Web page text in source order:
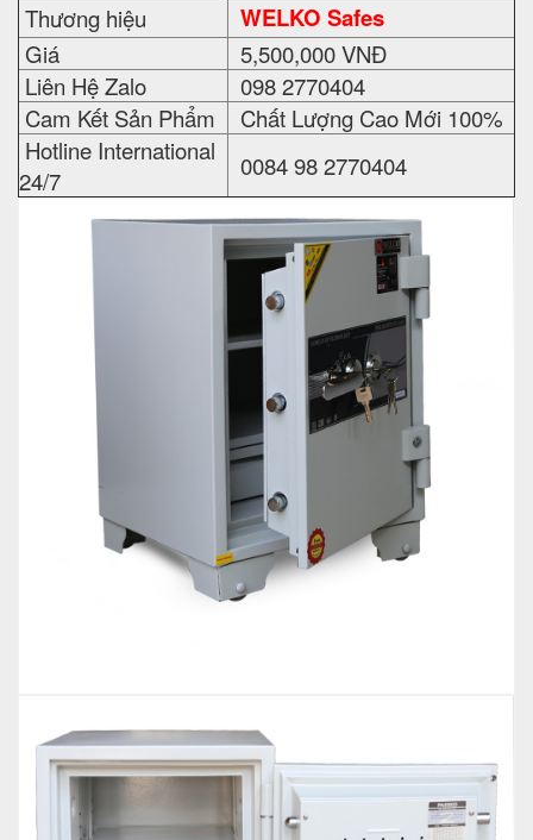
Thương hiệu
WELKO Safes
Giá
5,500,000 VNĐ
Liên Hệ Zalo
098 2770404
Cam Kết Sản Phẩm
Chất Lượng Cao Mới 100%
Hotline International
24/7
0084 98 2770404